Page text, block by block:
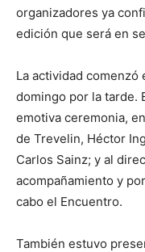
organizadores ya
edición que será en
La actividad
domingo por la tarde.
emotiva ceremonia,
de Trevelin, Héctor
Carlos Sainz; y al
acompañamiento y
cabo el Encuentro.
También estuvo